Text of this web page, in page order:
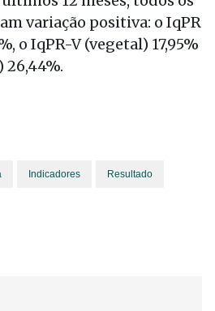
variação positiva: o IqPR
o IqPR-V (vegetal) 17,95%
26,44%.
Indicadores Resultado